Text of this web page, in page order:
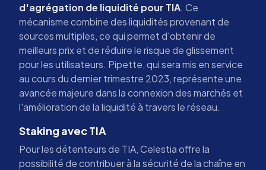
d'agrégation de liquidité pour TIA. Ce
mécanisme combine des liquidités provenant de
sources multiples, ce qui permet d'obtenir de
meilleurs prix et de réduire le risque de glissement
pour les utilisateurs. Pipette, qui sera mis en service
au cours du dernier trimestre 2023, représente une
avancée majeure dans la connexion des marchés et
l'amélioration de la liquidité à travers le réseau.
Staking avec TIA
Pour les détenteurs de TIA, Celestia offre la
possibilité de contribuer à la sécurité de la chaîne en